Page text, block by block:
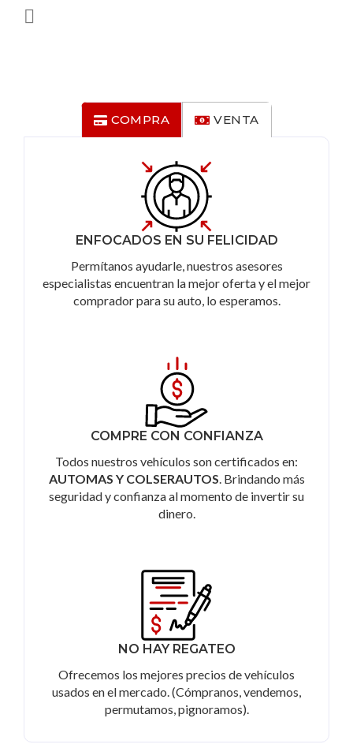
COMPRA VENTA
ENFOCADOS EN SU FELICIDAD
Permítanos ayudarle, nuestros asesores
especialistas encuentran la mejor oferta y el mejor
comprador para su auto, lo esperamos.
COMPRE CON CONFIANZA
Todos nuestros vehículos son certificados en:
AUTOMAS Y COLSERAUTOS. Brindando más
seguridad y confianza al momento de invertir su
dinero.
NO HAY REGATEO
Ofrecemos los mejores precios de vehículos
usados en el mercado. (Cómpranos, vendemos,
permutamos, pignoramos).